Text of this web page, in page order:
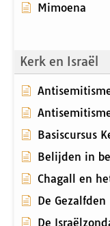
Mimoena
Kerk en Israël
Basiscursus
Belijden in
Chagall en
De Gezalfden
De